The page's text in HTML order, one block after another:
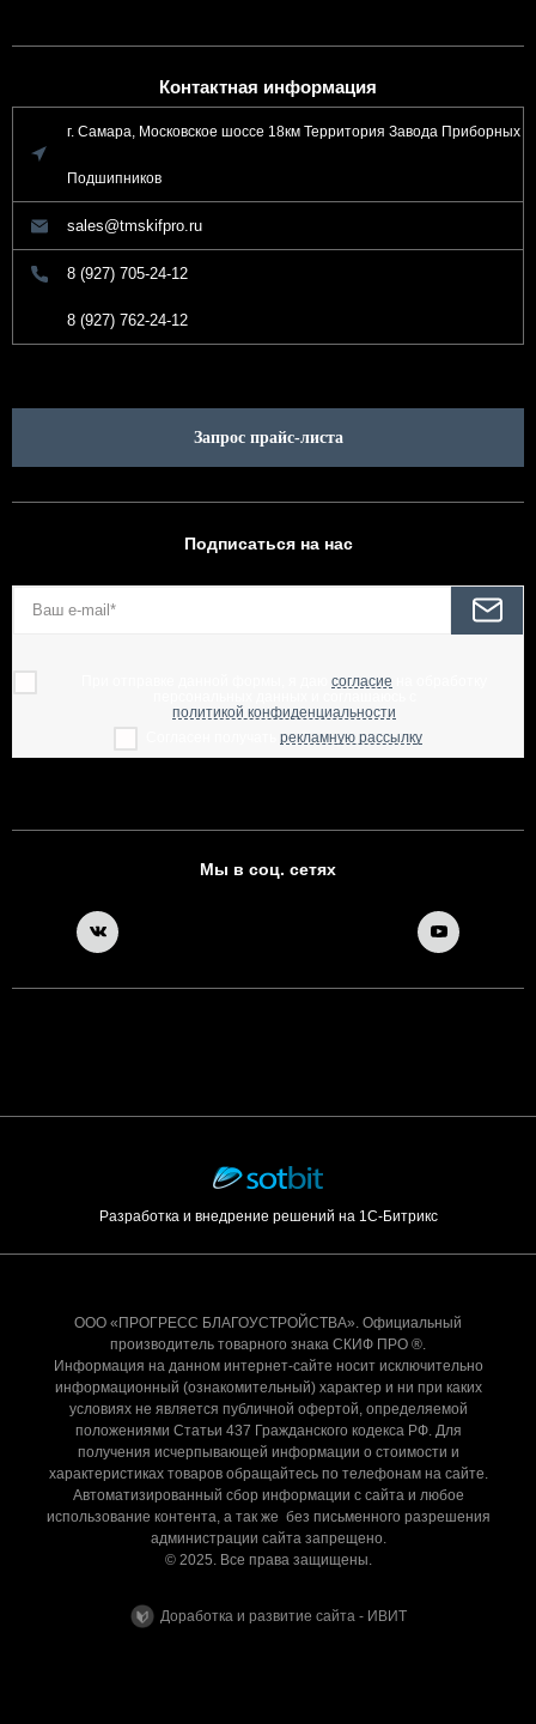
Контактная информация
г. Самара, Московское шоссе 18км Территория Завода Приборных
Подшипников
sales@tmskifpro.ru
8 (927) 705-24-12
8 (927) 762-24-12
Запрос прайс-листа
Подписаться на нас
согласие
политикой конфиденциальности
рекламную рассылку
Мы в соц. сетях
Разработка и внедрение решений на 1С-Битрикс
ООО «ПРОГРЕСС БЛАГОУСТРОЙСТВА». Официальный
производитель товарного знака СКИФ ПРО ®.
Информация на данном интернет-сайте носит исключительно
информационный (ознакомительный) характер и ни при каких
условиях не является публичной офертой, определяемой
положениями Статьи 437 Гражданского кодекса РФ. Для
получения исчерпывающей информации о стоимости и
характеристиках товаров обращайтесь по телефонам на сайте.
Автоматизированный сбор информации с сайта и любое
использование контента, а так же без письменного разрешения
администрации сайта запрещено.
© 2025. Все права защищены.
Доработка и развитие сайта - ИВИТ